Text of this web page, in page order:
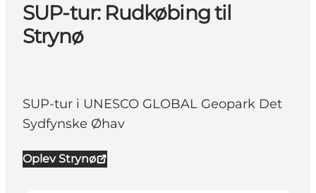
SUP-tur: Rudkøbing til
Strynø
SUP-tur i UNESCO GLOBAL Geopark Det
Sydfynske Øhav
Oplev Strynø